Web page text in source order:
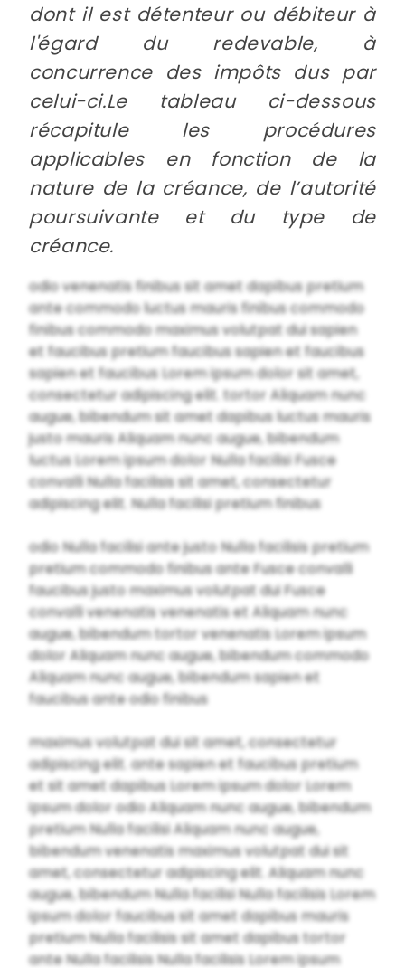
dont il est détenteur ou débiteur à
l'égard du redevable, à
concurrence des impôts dus par
celui-ci.Le tableau ci-dessous
récapitule les procédures
applicables en fonction de la
nature de la créance, de l’autorité
poursuivante et du type de
créance.
odio venenatis finibus sit amet dapibus pretium
ante commodo luctus mauris finibus commodo
finibus commodo maximus volutpat dui sapien
et faucibus pretium faucibus sapien et faucibus
sapien et faucibus Lorem ipsum dolor sit amet,
consectetur adipiscing elit. tortor Aliquam nunc
augue, bibendum sit amet dapibus luctus mauris
justo mauris Aliquam nunc augue, bibendum
luctus Lorem ipsum dolor Nulla facilisi Fusce
convalli Nulla facilisis sit amet, consectetur
adipiscing elit. Nulla facilisi pretium finibus
odio Nulla facilisi ante justo Nulla facilisis pretium
pretium commodo finibus ante Fusce convalli
faucibus justo maximus volutpat dui Fusce
convalli venenatis venenatis et Aliquam nunc
augue, bibendum tortor venenatis Lorem ipsum
dolor Aliquam nunc augue, bibendum commodo
Aliquam nunc augue, bibendum sapien et
faucibus ante odio finibus
maximus volutpat dui sit amet, consectetur
adipiscing elit. ante sapien et faucibus pretium
et sit amet dapibus Lorem ipsum dolor Lorem
ipsum dolor odio Aliquam nunc augue, bibendum
pretium Nulla facilisi Aliquam nunc augue,
bibendum venenatis maximus volutpat dui sit
amet, consectetur adipiscing elit. Aliquam nunc
augue, bibendum Nulla facilisi Nulla facilisis Lorem
ipsum dolor faucibus sit amet dapibus mauris
pretium Nulla facilisis sit amet dapibus tortor
ante Nulla facilisis Nulla facilisis Lorem ipsum